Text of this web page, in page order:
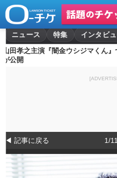
ニュース 特集 インタビ
山田孝之主演『闇金ウシジマくん
が公開
◀ 記事に戻る 1/11